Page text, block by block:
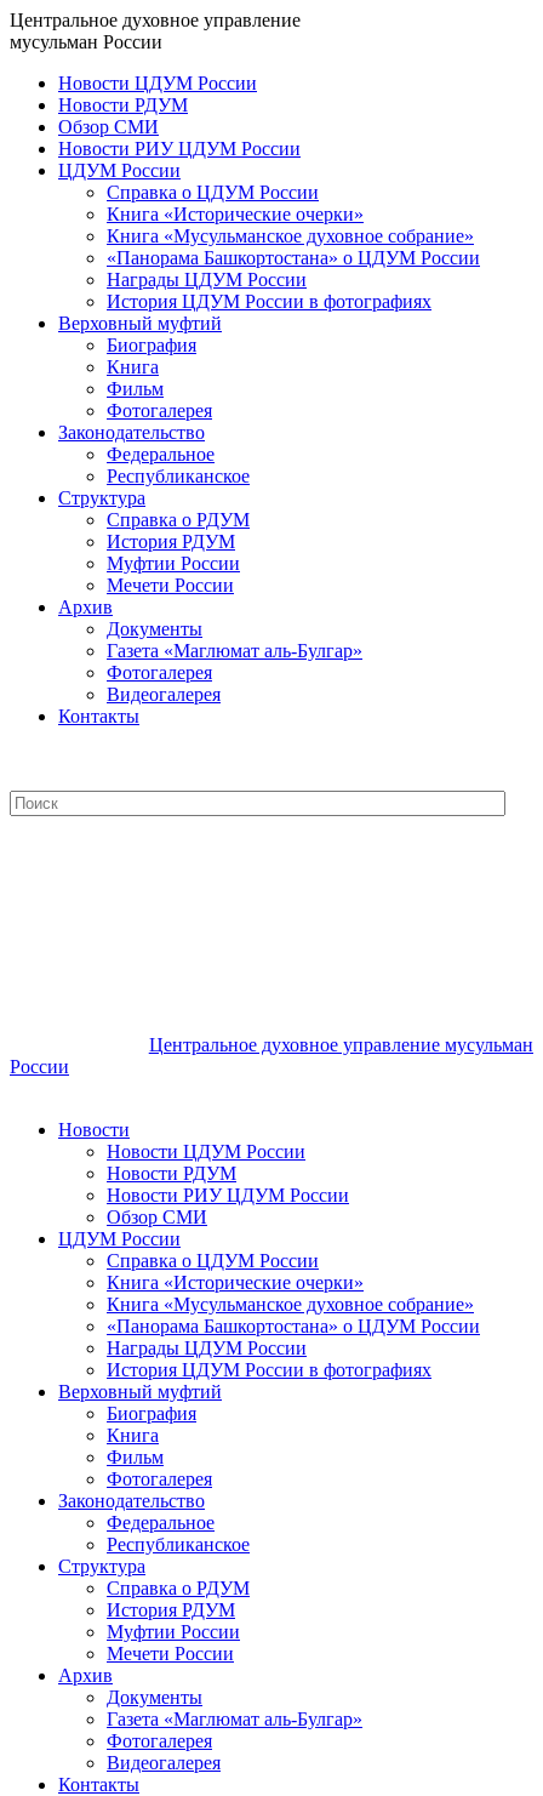
Центральное духовное управление
мусульман России
Новости ЦДУМ России
Новости РДУМ
Обзор СМИ
Новости РИУ ЦДУМ России
ЦДУМ России
Справка о ЦДУМ России
Книга «Исторические очерки»
Книга «Мусульманское духовное собрание»
«Панорама Башкортостана» о ЦДУМ России
Награды ЦДУМ России
История ЦДУМ России в фотографиях
Верховный муфтий
Биография
Книга
Фильм
Фотогалерея
Законодательство
Федеральное
Республиканское
Структура
Справка о РДУМ
История РДУМ
Муфтии России
Мечети России
Архив
Документы
Газета «Маглюмат аль-Булгар»
Фотогалерея
Видеогалерея
Контакты
Центральное духовное управление мусульман
России
Новости
Новости ЦДУМ России
Новости РДУМ
Новости РИУ ЦДУМ России
Обзор СМИ
ЦДУМ России
Справка о ЦДУМ России
Книга «Исторические очерки»
Книга «Мусульманское духовное собрание»
«Панорама Башкортостана» о ЦДУМ России
Награды ЦДУМ России
История ЦДУМ России в фотографиях
Верховный муфтий
Биография
Книга
Фильм
Фотогалерея
Законодательство
Федеральное
Республиканское
Структура
Справка о РДУМ
История РДУМ
Муфтии России
Мечети России
Архив
Документы
Газета «Маглюмат аль-Булгар»
Фотогалерея
Видеогалерея
Контакты